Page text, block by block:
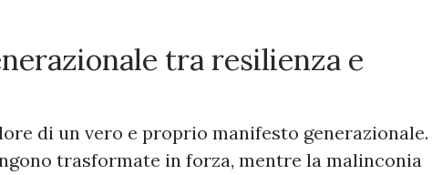
tra resilienza e
di un vero e proprio manifesto generazionale.
trasformate in forza, mentre la malinconia